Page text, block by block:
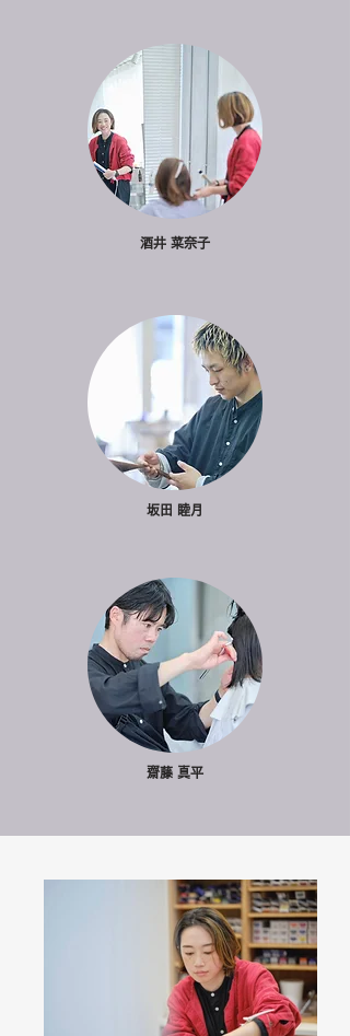
酒井 菜奈子
坂田 睦月
齋藤 真平